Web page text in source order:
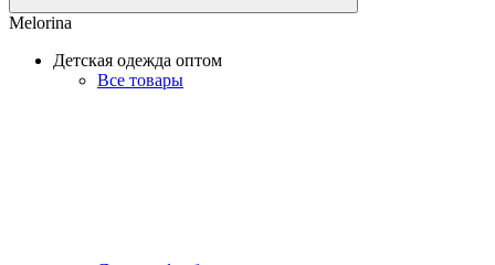
Melorina
Детская одежда оптом
Все товары